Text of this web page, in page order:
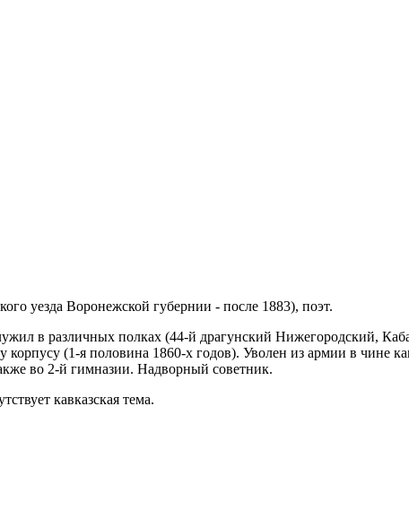
уезда Воронежской губернии - после 1883), поэт.
в различных полках (44-й драгунский Нижегородский,
(1-я половина 1860-х годов). Уволен из армии в чине
во 2-й гимназии. Надворный советник.
кавказская тема.